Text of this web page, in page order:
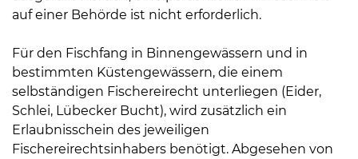
auf einer Behörde ist nicht erforderlich.
Für den Fischfang in Binnengewässern und in
bestimmten Küstengewässern, die einem
selbständigen Fischereirecht unterliegen (Eider,
Schlei, Lübecker Bucht), wird zusätzlich ein
Erlaubnisschein des jeweiligen
Fischereirechtsinhabers benötigt. Abgesehen von